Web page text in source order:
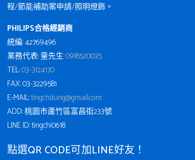
程/節能補助案申請/照明燈飾。
PHILIPS合格經銷商
統編: 42769496
業務代表: 童先生0918520035
TEL:03-3124170
FAX: 03-3229581
E-MAIL:tingchi.tung@gmail.com
ADD: 桃園市蘆竹區富昌街233號
LINE ID: tingchi0618
點選QR CODE可加LINE好友！